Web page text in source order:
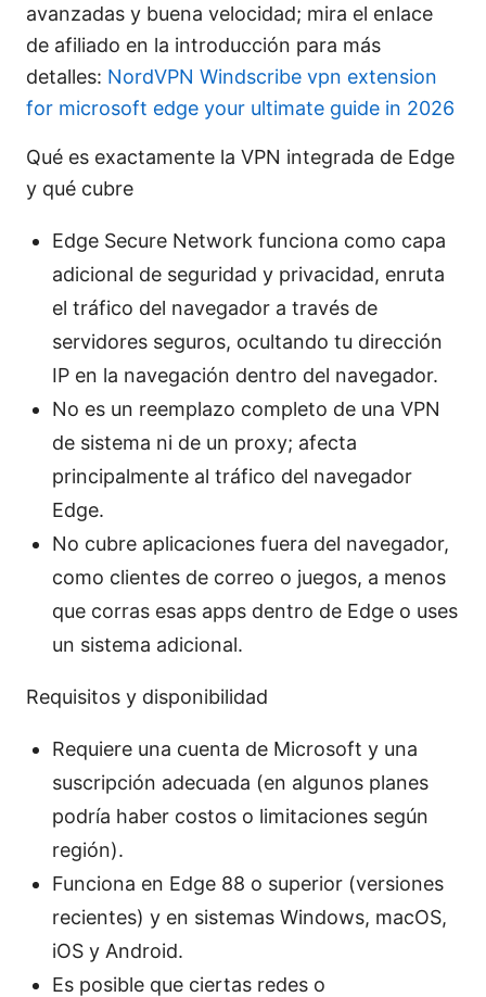
avanzadas y buena velocidad; mira el enlace
de afiliado en la introducción para más
detalles: NordVPN Windscribe vpn extension
for microsoft edge your ultimate guide in 2026
Qué es exactamente la VPN integrada de Edge
y qué cubre
Edge Secure Network funciona como capa
adicional de seguridad y privacidad, enruta
el tráfico del navegador a través de
servidores seguros, ocultando tu dirección
IP en la navegación dentro del navegador.
No es un reemplazo completo de una VPN
de sistema ni de un proxy; afecta
principalmente al tráfico del navegador
Edge.
No cubre aplicaciones fuera del navegador,
como clientes de correo o juegos, a menos
que corras esas apps dentro de Edge o uses
un sistema adicional.
Requisitos y disponibilidad
Requiere una cuenta de Microsoft y una
suscripción adecuada (en algunos planes
podría haber costos o limitaciones según
región).
Funciona en Edge 88 o superior (versiones
recientes) y en sistemas Windows, macOS,
iOS y Android.
Es posible que ciertas redes o